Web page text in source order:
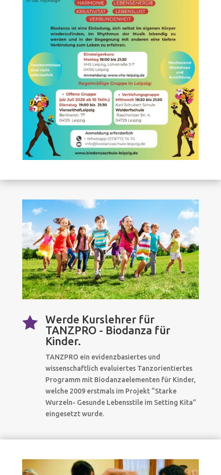

Werde Kurslehrer für
TANZPRO - Biodanza für
Kinder.
TANZPRO ein evidenzbasiertes und
wissenschaftlich evaluiertes Tanzorientiertes
Programm mit Biodanzaelementen für Kinder,
welche 2009 erstmals im Projekt “Starke
Wurzeln- Gesunde Lebensstile im Setting Kita”
eingesetzt wurde.